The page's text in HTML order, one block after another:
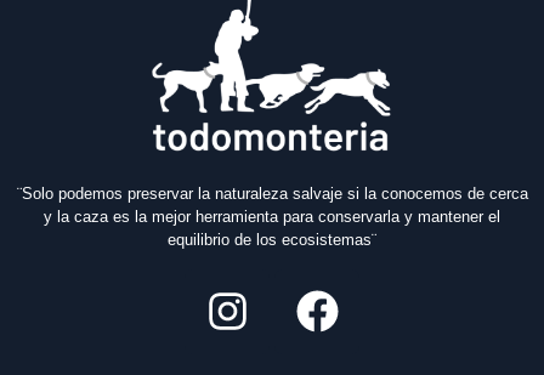
¨Solo podemos preservar la naturaleza salvaje si la conocemos de cerca
y la caza es la mejor herramienta para conservarla y mantener el
equilibrio de los ecosistemas¨